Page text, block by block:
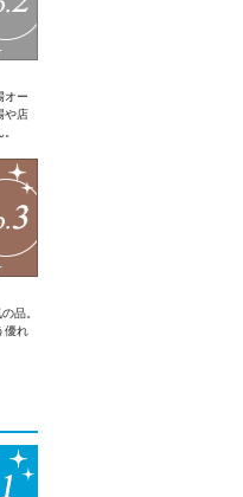
オー
や店
品。
優れ